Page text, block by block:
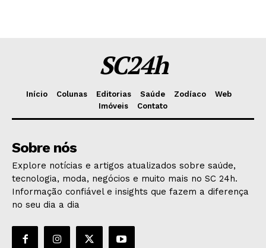
SC24h
Início Colunas Editorias Saúde Zodíaco
Web
Imóveis
Contato
Sobre nós
Explore notícias e artigos atualizados sobre saúde,
tecnologia, moda, negócios e muito mais no SC 24h.
Informação confiável e insights que fazem a diferença
no seu dia a dia